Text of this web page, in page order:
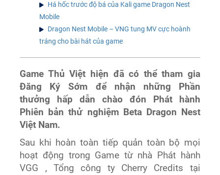
Há hốc trước độ bá của Kali game Dragon Nest
Mobile
Dragon Nest Mobile – VNG tung MV cực hoành
tráng cho bài hát của game
Game Thủ Việt hiện đã có thể tham gia
Đăng Ký Sớm để nhận những Phần
thưởng hấp dẫn chào đón Phát hành
Phiên bản thử nghiệm Beta Dragon Nest
Việt Nam.
Sau khi hoàn toàn tiếp quản toàn bộ mọi
hoạt động trong Game từ nhà Phát hành
VGG , Tổng công ty Cherry Credits tại